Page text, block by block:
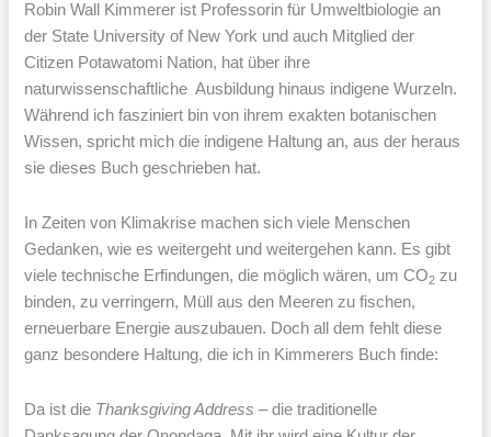
Robin Wall Kimmerer ist Professorin für Umweltbiologie an
der State University of New York und auch Mitglied der
Citizen Potawatomi Nation, hat über ihre
naturwissenschaftliche Ausbildung hinaus indigene Wurzeln.
Während ich fasziniert bin von ihrem exakten botanischen
Wissen, spricht mich die indigene Haltung an, aus der heraus
sie dieses Buch geschrieben hat.
In Zeiten von Klimakrise machen sich viele Menschen
Gedanken, wie es weitergeht und weitergehen kann. Es gibt
viele technische Erfindungen, die möglich wären, um CO2 zu
binden, zu verringern, Müll aus den Meeren zu fischen,
erneuerbare Energie auszubauen. Doch all dem fehlt diese
ganz besondere Haltung, die ich in Kimmerers Buch finde:
Da ist die Thanksgiving Address – die traditionelle